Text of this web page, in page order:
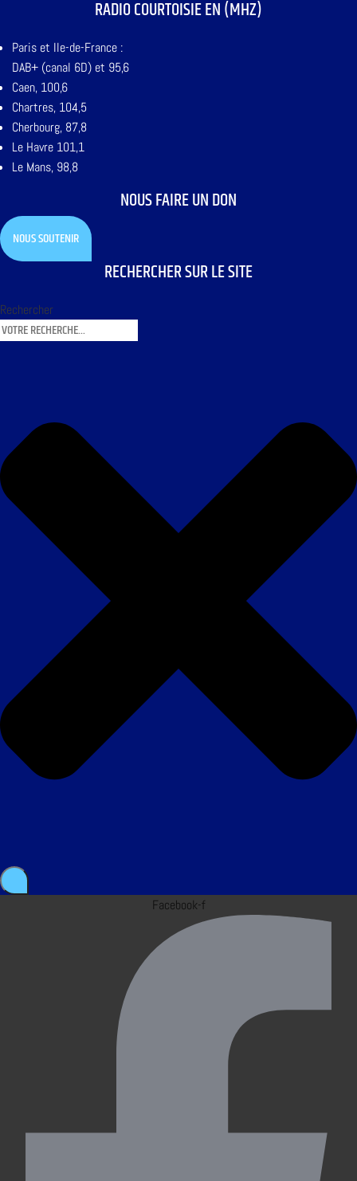
RADIO COURTOISIE EN (MHZ)
Paris et Ile-de-France :
DAB+ (canal 6D) et 95,6
Caen, 100,6
Chartres, 104,5
Cherbourg, 87,8
Le Havre 101,1
Le Mans, 98,8
NOUS FAIRE UN DON
NOUS SOUTENIR
RECHERCHER SUR LE SITE
Rechercher
Facebook-f